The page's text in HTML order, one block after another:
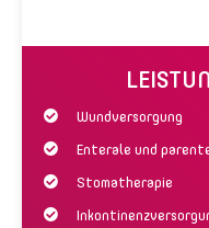
Wundversorgung
Enterale und
Stomatherapie